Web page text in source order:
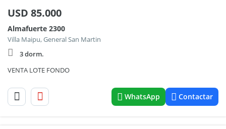
USD 85.000
Almafuerte 2300
Villa Maipu, General San Martin
3 dorm.
VENTA LOTE FONDO
WhatsApp Contactar